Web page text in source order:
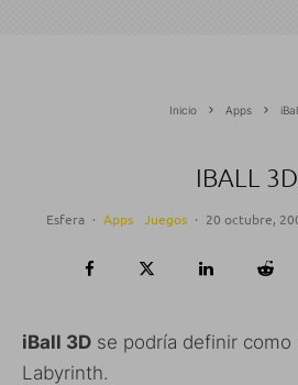
Inicio Apps
IBALL 3D
Esfera · Apps Juegos · 20 octubre,
iBall 3D se podría definir
Labyrinth.